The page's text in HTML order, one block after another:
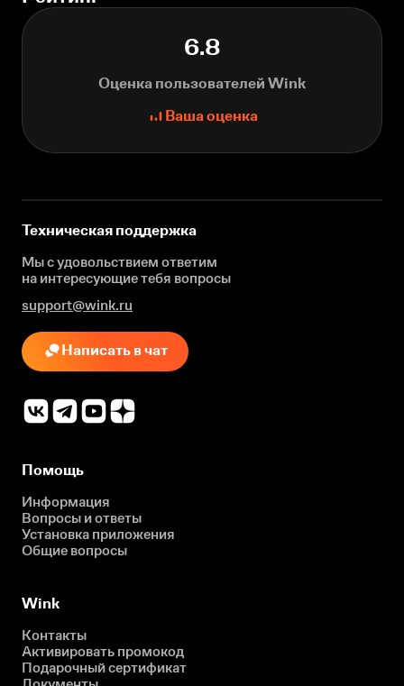
6.8
Оценка пользователей Wink
Ваша оценка
Техническая поддержка
Мы с удовольствием ответим
на интересующиетебя вопросы
support@wink.ru
Написать в чат
Помощь
Информация
Вопросы и ответы
Установка приложения
Общие вопросы
Wink
Контакты
Активировать промокод
Подарочный сертификат